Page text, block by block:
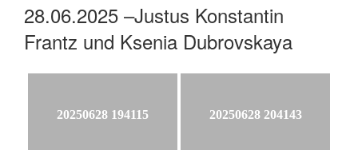
28.06.2025 –Justus Konstantin
Frantz und Ksenia Dubrovskaya
20250628 194115 20250628 204143